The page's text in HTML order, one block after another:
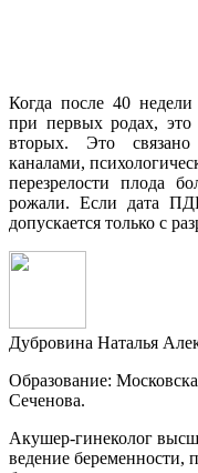
Когда после 40 недели
при первых родах, это
вторых. Это
каналами,
перезрелости плода
рожали. Если дата
допускается только с
Дубровина Наталья
Образование:
Сеченова.
Акушер-гинеколог
ведение беременности,